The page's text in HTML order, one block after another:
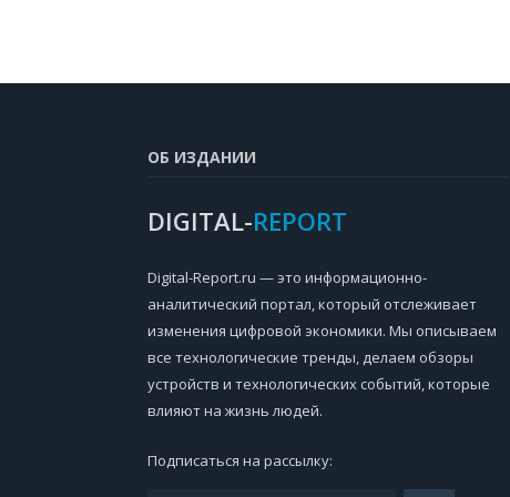
ОБ ИЗДАНИИ
DIGITAL-REPORT
Digital-Report.ru — это информационно-
аналитический портал, который отслеживает
изменения цифровой экономики. Мы описываем
все технологические тренды, делаем обзоры
устройств и технологических событий, которые
влияют на жизнь людей.
Подписаться на рассылку: